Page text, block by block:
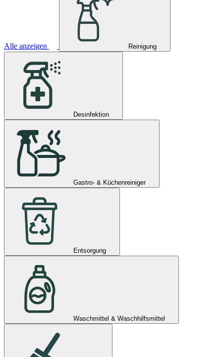
Alle anzeigen Reinigung
Desinfektion
Gastro- & Küchenreiniger
Entsorgung
Waschmittel & Waschhilfsmittel